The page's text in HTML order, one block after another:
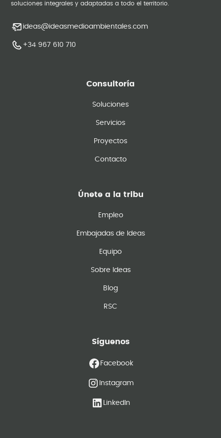
soluciones integrales y adaptadas a todo el territorio.
ideas@ideasmedioambientales.com
+34 967 610 710
Consultoría
Soluciones
Servicios
Proyectos
Contacto
Únete a la tribu
Empleo
Embajadas de Ideas
Equipo
Sobre Ideas
Blog
RSC
Síguenos
Facebook
Instagram
LinkedIn